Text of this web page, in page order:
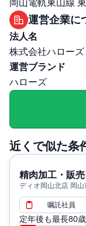
選考プロセス
面接回数: 2回
選考プロセス詳細
最終面接
その他
勤務・休日に関
退職・定年に関
岡山電軌東山線
運営企業に
法人名
株式会社ハローズ
運営ブランド
ハローズ
近くで似た条
精肉加工・販売
ディオ岡山北店 岡山
嘱託社員
定年後も最長80